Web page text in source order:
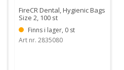
FireCR Dental, Hygienic Bags
Size 2, 100 st
Finns i lager, 0 st
Art nr. 2835080